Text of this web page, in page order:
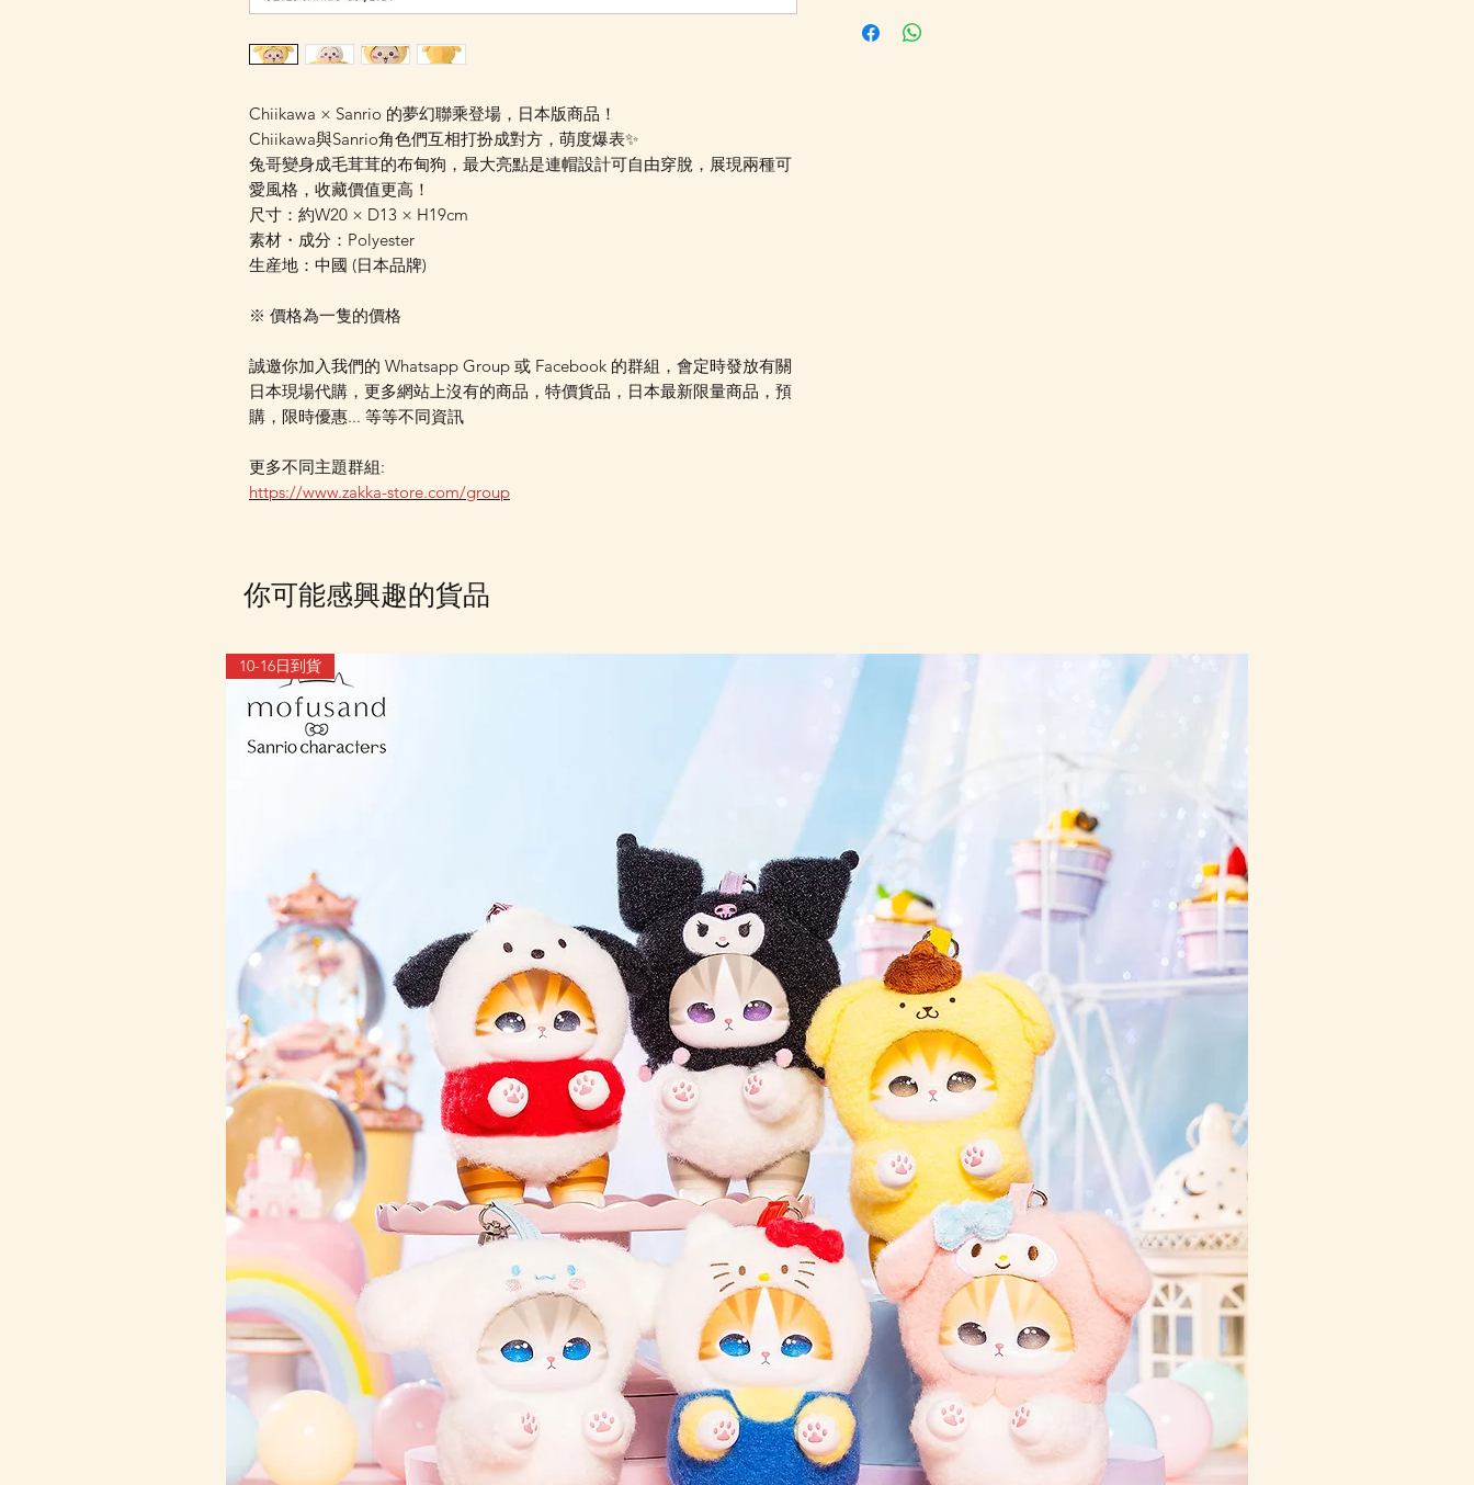
Chiikawa × Sanrio 的夢幻聯乘登場，日本版商品！
Chiikawa與Sanrio角色們互相打扮成對方，萌度爆表✨
兔哥變身成毛茸茸的布甸狗，最大亮點是連帽設計可自由穿脫，展現兩種可
愛風格，收藏價值更高！
尺寸：約W20 × D13 × H19cm
素材・成分：Polyester
生産地：中國 (日本品牌)
※ 價格為一隻的價格
誠邀你加入我們的 Whatsapp Group 或 Facebook 的群組，會定時發放有關
日本現場代購，更多網站上沒有的商品，特價貨品，日本最新限量商品，預
購，限時優惠... 等等不同資訊
更多不同主題群組:
https://www.zakka-store.com/group
恢復供應時通知我"，系統會在返貨時電郵通知，
你可能感興趣的貨品
10-16日到貨